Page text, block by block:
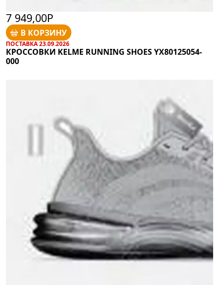
7 949,00Р
В КОРЗИНУ
ПОСТАВКА 23.09.2026
КРОССОВКИ KELME RUNNING SHOES YX80125054-
000